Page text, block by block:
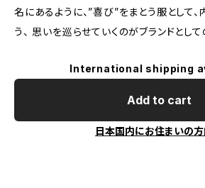
名にあるように、”喜び”をまとう服として
う、 思いを巡らせていくのがブランドとし
International shipping
Add to cart
日本国内にお住まいの